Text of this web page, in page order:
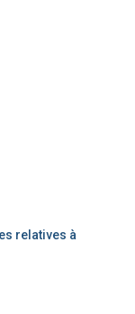
relatives à